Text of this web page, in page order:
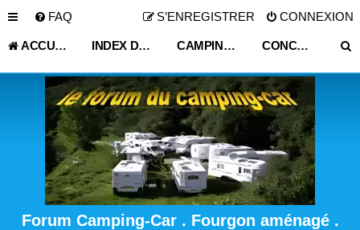
FAQ CONNEXION
S’ENREGISTRER
ACCUEIL INDEX DU FORUM CAMPING CAR OCCASION PARTICULIER CONCESSIONNAIRE VEHICULE LOISIR
Forum Camping-Car . Fourgon aménagé .